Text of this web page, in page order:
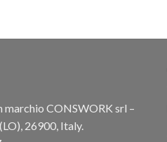
marchio CONSWORK srl –
26900, Italy.